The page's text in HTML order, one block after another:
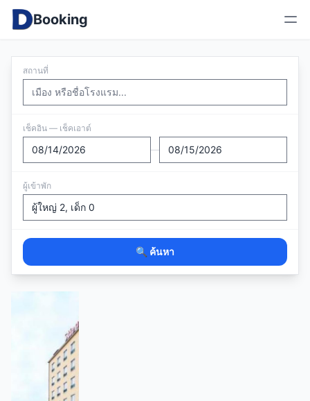
Booking
สถานที่
เช็คอิน — เช็คเอาต์
—
ผู้เข้าพัก
🔍 ค้นหา